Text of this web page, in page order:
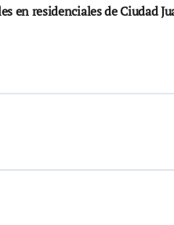
en residenciales de Ciudad